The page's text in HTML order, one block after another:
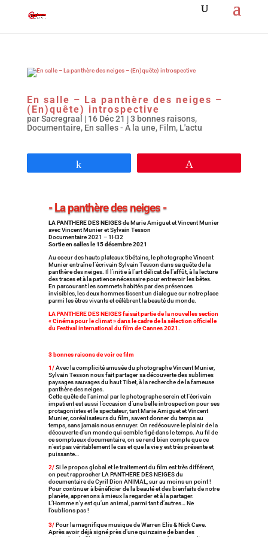
En salle – La panthère des neiges –
(En)quête) introspective
parSacregraal | 16 Déc 21 |3 bonnes raisons,
Documentaire, En salles - À la une, Film, L'actu
- La panthère des neiges -
LA PANTHERE DES NEIGESde Marie Amiguet et Vincent Munier
avec Vincent Munier et Sylvain Tesson
Documentaire 2021 – 1H32
Sortie en salles le 15 décembre 2021
Au coeur des hauts plateaux tibétains, le photographe Vincent
Munier entraîne l’écrivain Sylvain Tesson dans sa quête de la
panthère des neiges. Il l’initie à l’art délicat de l’affût, à la lecture
des traces et à la patience nécessaire pour entrevoir les bêtes.
En parcourant les sommets habités par des présences
invisibles, les deux hommes tissent un dialogue sur notre place
parmi les êtres vivants et célèbrent la beauté du monde.
LA PANTHERE DES NEIGES faisait partie de la nouvelles section
« Cinéma pour le climat » dans le cadre de la sélection officielle
du Festival international du film de Cannes 2021.
3 bonnes raisons de voir ce film
1/ Avec la complicité amusée du photographe Vincent Munier,
Sylvain Tesson nous fait partager sa découverte des sublimes
paysages sauvages du haut Tibet, à la recherche de la fameuse
panthère des neiges.
Cette quête de l’animal par le photographe serein et l’écrivain
impatient est aussi l’occasion d’une belle introspection pour ses
protagonistes et le spectateur, tant Marie Amiguet et Vincent
Munier, coréalisateurs du film, savent donner du temps au
temps, sans jamais nous ennuyer. On redécouvre le plaisir de la
découverte d’un monde qui semble figé dans le temps. Au fil de
ce somptueux documentaire, on se rend bien compte que ce
n’est pas véritablement le cas et que la vie y est très présente et
puissante…
2/Si le propos global et le traitement du film est très différent,
on peut rapprocher LA PANTHERE DES NEIGES du
documentaire de Cyril Dion ANIMAL, sur au moins un point !
Pour continuer à bénéficier de la beauté et des bienfaits de notre
planète, apprenons à mieux la regarder et à la partager.
L’Homme n’y est qu’un animal, parmi tant d’autres… Ne
l’oublions pas !
3/Pour la magnifique musique de Warren Elis & Nick Cave.
Après avoir déjà signé près d’une quinzaine de bandes